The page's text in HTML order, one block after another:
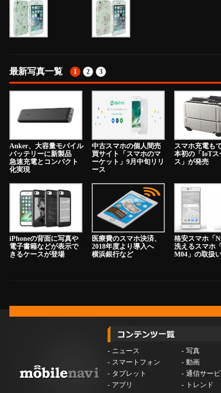
最新写真一覧 1 2 3
Anker、大容量モバイル
バッテリーに新製品
急速充電とコンパクト
化実現
中古スマホの個人間売
買サイト「スマホのマ
ーケット」9月中旬リリ
ース
スマホ充電も
本初の「IoTス
ス」が発売
iPhoneの背面に写真や
電子書籍などが表示で
きるケースが登場
医療費のスマホ決済、
2018年度より導入へ
横浜銀行など
格安スマホ
洗えるスマホ
M04」の取扱
- ニュース - 写真
- スマートフォン - 動画
- タブレット - 通信サー
- アプリ -
トレンド